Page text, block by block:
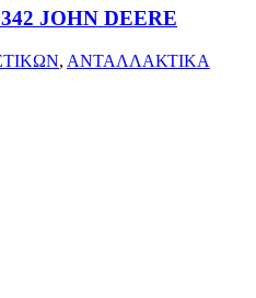
JOHN DEERΕ
, ΑΝΤΑΛΛΑΚΤΙΚΑ